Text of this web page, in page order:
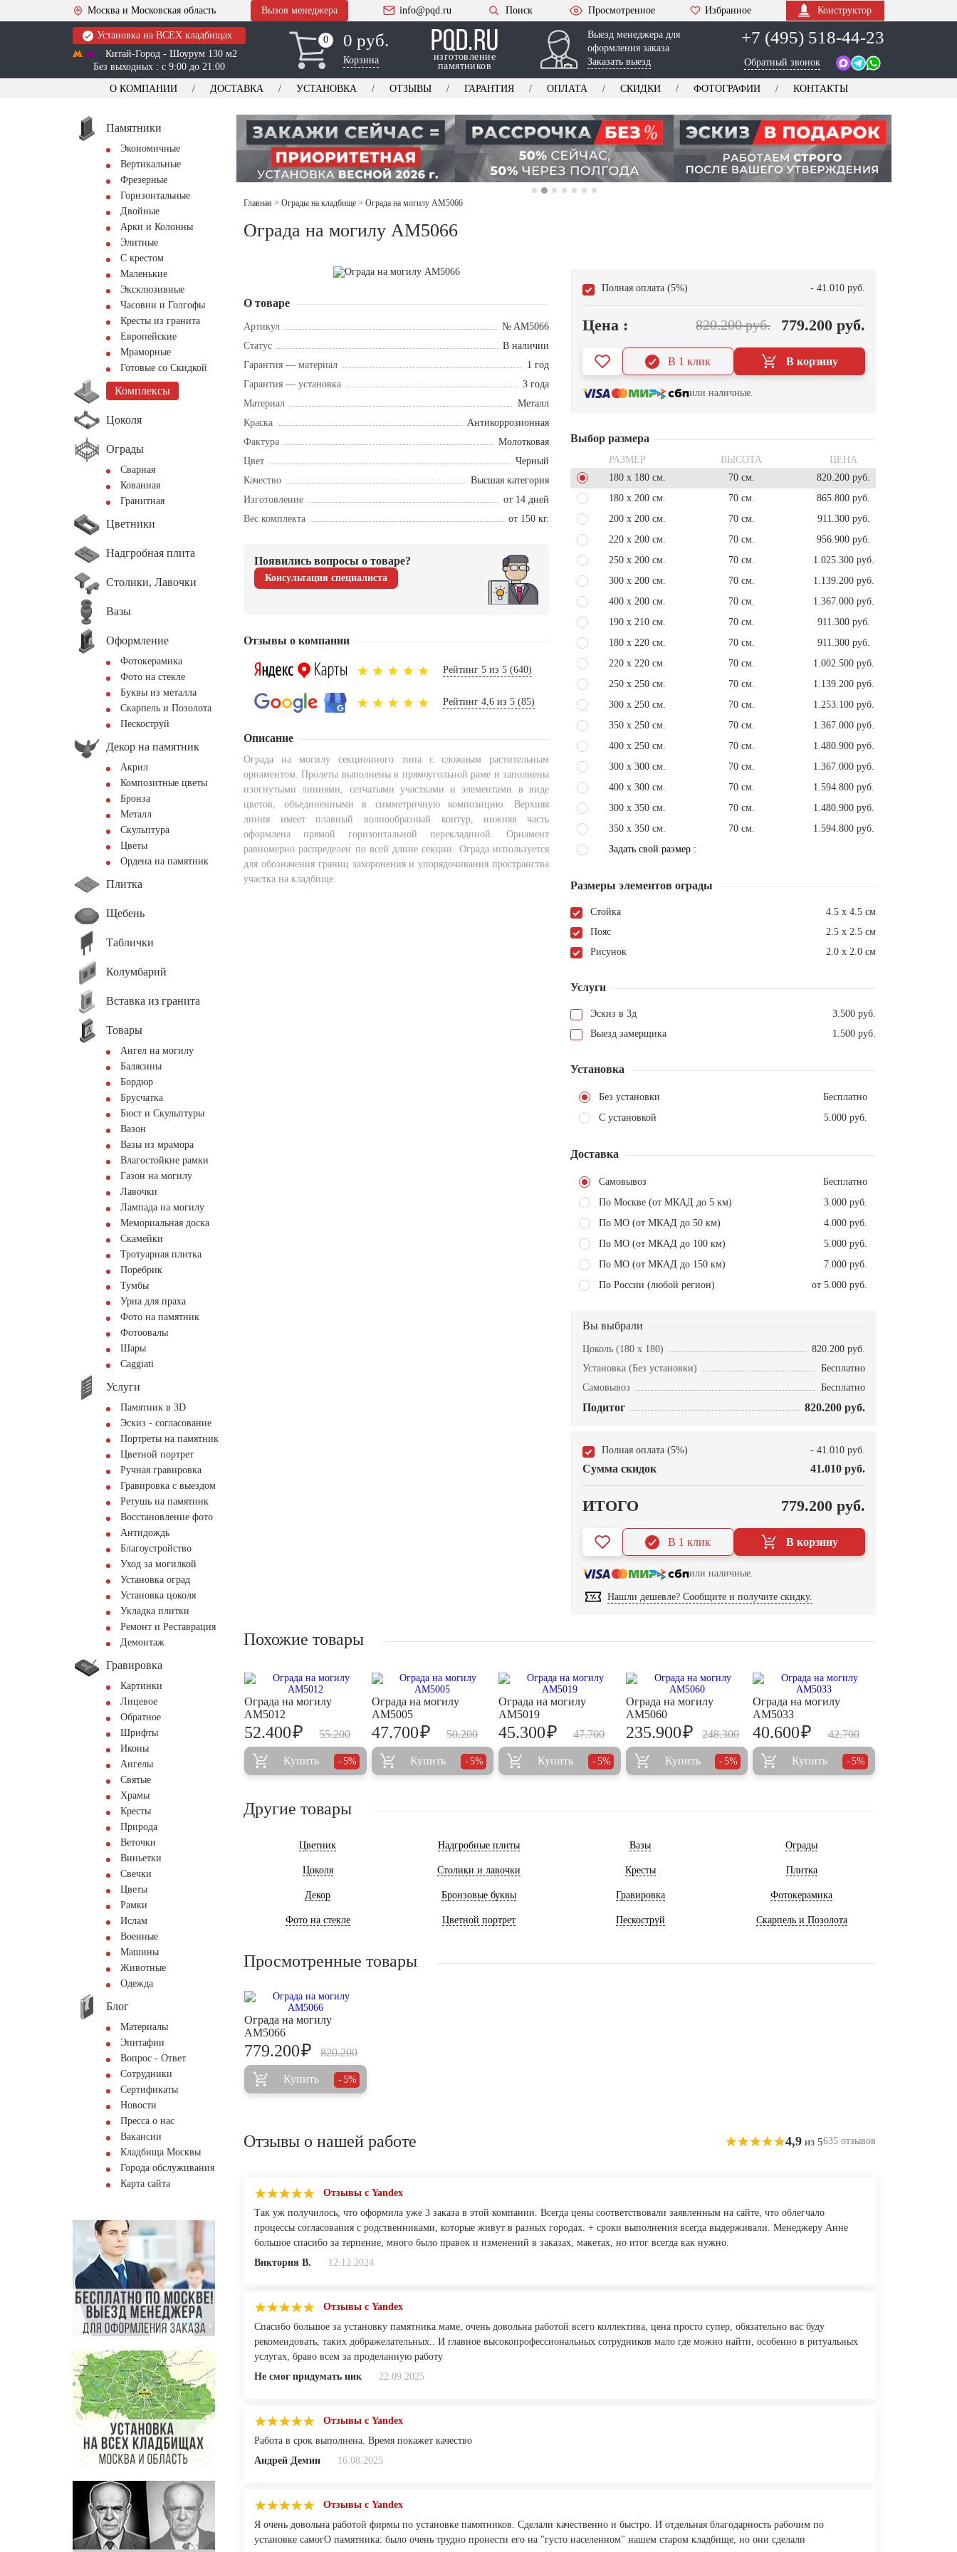
Москва и Московская область Вызов менеджера info@pqd.ru Поиск Просмотренное Избранное Конструктор
Установка на ВСЕХ кладбищах
Китай-Город - Шоурум 130 м2
Без выходных : с 9:00 до 21:00
0
0 0 руб.
Корзина
изготовление
памятников
Выезд менеджера для
оформления заказа
Заказать выезд
+7 (495) 518-44-23
Обратный звонок
О КОМПАНИИ ДОСТАВКА УСТАНОВКА ОТЗЫВЫ ГАРАНТИЯ ОПЛАТА СКИДКИ ФОТОГРАФИИ КОНТАКТЫ
Памятники
Экономичные
Вертикальные
Фрезерные
Горизонтальные
Двойные
Арки и Колонны
Элитные
С крестом
Маленькие
Эксклюзивные
Часовни и Голгофы
Кресты из гранита
Европейские
Мраморные
Готовые со Скидкой
Комплексы
Цоколя
Ограды
Сварная
Кованная
Гранитная
Цветники
Надгробная плита
Столики, Лавочки
Вазы
Оформление
Фотокерамика
Фото на стекле
Буквы из металла
Скарпель и Позолота
Пескоструй
Декор на памятник
Акрил
Композитные цветы
Бронза
Металл
Скульптура
Цветы
Ордена на памятник
Плитка
Щебень
Таблички
Колумбарий
Вставка из гранита
Товары
Ангел на могилу
Балясины
Бордюр
Брусчатка
Бюст и Скульптуры
Вазон
Вазы из мрамора
Влагостойкие рамки
Газон на могилу
Лавочки
Лампада на могилу
Мемориальная доска
Скамейки
Тротуарная плитка
Поребрик
Тумбы
Урна для праха
Фото на памятник
Фотоовалы
Шары
Сaggiati
Услуги
Памятник в 3D
Эскиз - согласование
Портреты на памятник
Цветной портрет
Ручная гравировка
Гравировка с выездом
Ретушь на памятник
Восстановление фото
Антидождь
Благоустройство
Уход за могилкой
Установка оград
Установка цоколя
Укладка плитки
Ремонт и Реставрация
Демонтаж
Гравировка
Картинки
Лицевое
Обратное
Шрифты
Иконы
Ангелы
Святые
Храмы
Кресты
Природа
Веточки
Виньетки
Свечки
Цветы
Рамки
Ислам
Военные
Машины
Животные
Одежда
Блог
Материалы
Эпитафии
Вопрос - Ответ
Сотрудники
Сертификаты
Новости
Пресса о нас
Вакансии
Кладбища Москвы
Города обслуживания
Карта сайта
Главная > Ограды на кладбище > Ограда на могилу AM5066
Ограда на могилу AM5066
О товаре
Артикул
№ AM5066
Статус
В наличии
Гарантия — материал
1 год
Гарантия — установка
3 года
Материал
Металл
Краска
Антикоррозионная
Фактура
Молотковая
Цвет
Черный
Качество
Высшая категория
Изготовление
от 14 дней
Вес комплекта
от 150 кг.
Появились вопросы о товаре?
Консультация специалиста
Отзывы о компании
Рейтинг 5 из 5 (640)
Рейтинг 4,6 из 5 (85)
Описание
Ограда на могилу секционного типа с сложным растительным
орнаментом. Пролеты выполнены в прямоугольной раме и заполнены
изогнутыми линиями, сетчатыми участками и элементами в виде
цветов, объединенными в симметричную композицию. Верхняя
линия имеет плавный волнообразный контур, нижняя часть
оформлена прямой горизонтальной перекладиной. Орнамент
равномерно распределен по всей длине секции. Ограда используется
для обозначения границ захоронения и упорядочивания пространства
участка на кладбище.
Полная оплата (5%) - 41.010 руб.
Цена : 820.200 руб. 779.200 руб.
В корзину
В 1 клик
или наличные.
Выбор размера
РАЗМЕР ВЫСОТА
ЦЕНА
180 x 180 см.
70 см.
820.200 руб.
180 x 200 см.
70 см.
865.800 руб.
200 x 200 см.
70 см.
911.300 руб.
220 x 200 см.
70 см.
956.900 руб.
250 x 200 см.
70 см.
1.025.300 руб.
300 x 200 см.
70 см.
1.139.200 руб.
400 x 200 см.
70 см.
1.367.000 руб.
190 x 210 см.
70 см.
911.300 руб.
180 x 220 см.
70 см.
911.300 руб.
220 x 220 см.
70 см.
1.002.500 руб.
250 x 250 см.
70 см.
1.139.200 руб.
300 x 250 см.
70 см.
1.253.100 руб.
350 x 250 см.
70 см.
1.367.000 руб.
400 x 250 см.
70 см.
1.480.900 руб.
300 x 300 см.
70 см.
1.367.000 руб.
400 x 300 см.
70 см.
1.594.800 руб.
300 x 350 см.
70 см.
1.480.900 руб.
350 x 350 см.
70 см.
1.594.800 руб.
Задать свой размер :
Размеры элементов ограды
Стойка
4.5 х 4.5 см
Пояс
2.5 х 2.5 см
Рисунок
2.0 х 2.0 см
Услуги
Эскиз в 3д
3.500 руб.
Выезд замерщика
1.500 руб.
Установка
Без установки
Бесплатно
С установкой
5.000 руб.
Доставка
Самовывоз
Бесплатно
По Москве (от МКАД до 5 км)
3.000 руб.
По МО (от МКАД до 50 км)
4.000 руб.
По МО (от МКАД до 100 км)
5.000 руб.
По МО (от МКАД до 150 км)
7.000 руб.
По России (любой регион)
от 5.000 руб.
Вы выбрали
Цоколь (180 x 180)
820.200 руб.
Установка (Без установки)
Бесплатно
Самовывоз
Бесплатно
Подитог 820.200 руб.
Полная оплата (5%) - 41.010 руб.
Сумма скидок 41.010 руб.
ИТОГО 779.200 руб.
В корзину
В 1 клик
или наличные.
Нашли дешевле? Сообщите и получите скидку.
Похожие товары
Ограда на могилу
AM5012
55.200
52.400₽
Купить 5%
Ограда на могилу
AM5005
50.200
47.700₽
Купить 5%
Ограда на могилу
AM5019
47.700
45.300₽
Купить 5%
Ограда на могилу
AM5060
248.300
235.900₽
Купить 5%
Ограда на могилу
AM5033
42.700
40.600₽
Купить 5%
Другие товары
Цветник Надгробные плиты Вазы Ограды
Цоколя Столики и лавочки Кресты Плитка
Декор Бронзовые буквы Гравировка Фотокерамика
Фото на стекле Цветной портрет Пескоструй Скарпель и Позолота
Просмотренные товары
Ограда на могилу
AM5066
820.200
779.200₽
Купить 5%
Отзывы о нашей работе 4,9 из 5635 отзывов
Отзывы с Yandex
Так уж получилось, что оформила уже 3 заказа в этой компании. Всегда цены соответствовали заявленным на сайте, что облегчало
процессы согласования с родственниками, которые живут в разных городах. + сроки выполнения всегда выдерживали. Менеджеру Анне
большое спасибо за терпение, много было правок и изменений в заказах, макетах, но итог всегда как нужно.
Виктория В.
12.12.2024
Отзывы с Yandex
Спасибо большое за установку памятника маме, очень довольна работой всего коллектива, цена просто супер, обязательно вас буду
рекомендовать, таких дображелательных.. И главное высокопрофессиональных сотрудников мало где можно найти, особенно в ритуальных
услугах, браво всем за проделанную работу
Не смог придумать ник
22.09.2025
Отзывы с Yandex
Работа в срок выполнена. Время покажет качество
Андрей Демин
16.08.2025
Отзывы с Yandex
Я очень довольна работой фирмы по установке памятников. Сделали качественно и быстро. И отдельная благодарность рабочим по
установке самогО памятника: было очень трудно пронести его на "густо населенном" нашем старом кладбище, но они сделали